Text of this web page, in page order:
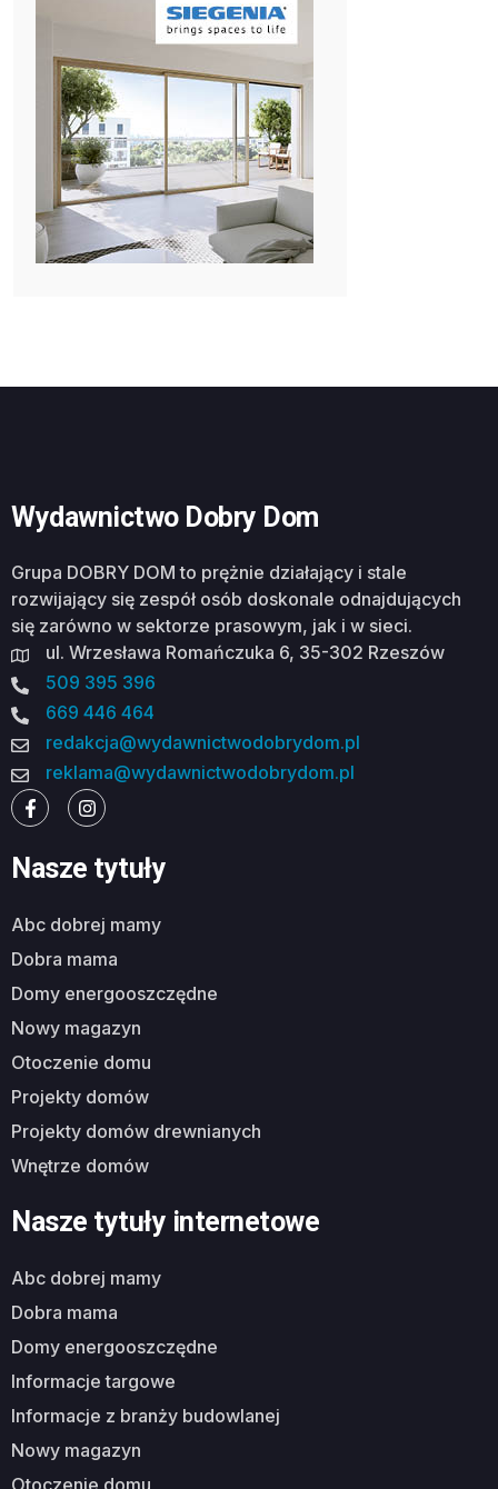
Wydawnictwo Dobry Dom
Grupa DOBRY DOM to prężnie działający i stale
rozwijający się zespół osób doskonale odnajdujących
się zarówno w sektorze prasowym, jak i w sieci.
ul. Wrzesława Romańczuka 6, 35-302 Rzeszów
509 395 396
669 446 464
redakcja@wydawnictwodobrydom.pl
reklama@wydawnictwodobrydom.pl
Nasze tytuły
abc dobrej mamy
dobra mama
domy energooszczędne
nowy magazyn
otoczenie domu
projekty domów
projekty domów drewnianych
wnętrze domów
Nasze tytuły internetowe
abc dobrej mamy
dobra mama
domy energooszczędne
informacje targowe
informacje z branży budowlanej
nowy magazyn